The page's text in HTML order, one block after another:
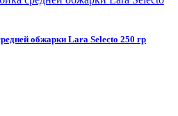
обжарки Lara Selecto 250 гр